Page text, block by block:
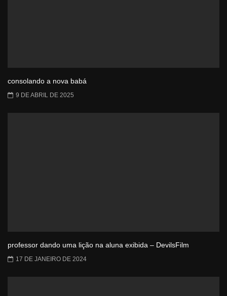
consolando a nova babá
9 DE ABRIL DE 2025
professor dando uma lição na aluna exibida – DevilsFilm
17 DE JANEIRO DE 2024